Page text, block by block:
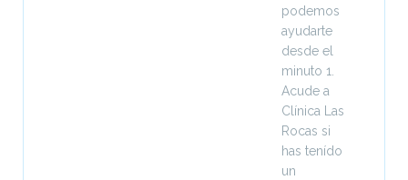
podemos
ayudarte
desde el
minuto 1.
Acude a
Clínica Las
Rocas si
has tenído
un